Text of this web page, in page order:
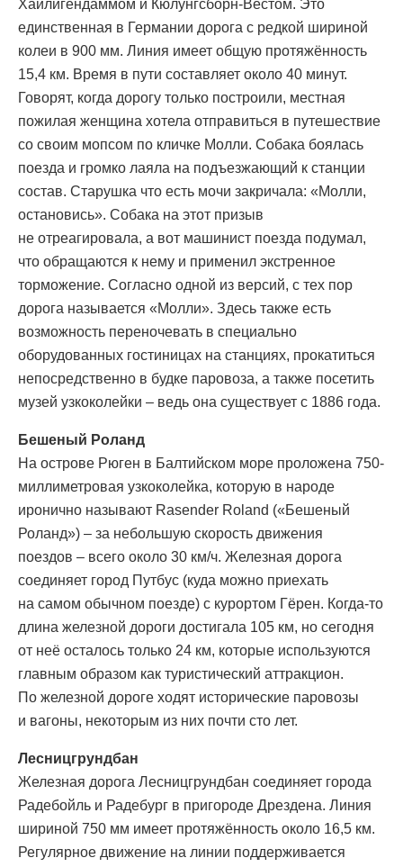
Хайлигендаммом и Кюлунгсборн-Вестом. Это
единственная в Германии дорога с редкой шириной
колеи в 900 мм. Линия имеет общую протяжённость
15,4 км. Время в пути составляет около 40 минут.
Говорят, когда дорогу только построили, местная
пожилая женщина хотела отправиться в путешествие
со своим мопсом по кличке Молли. Собака боялась
поезда и громко лаяла на подъезжающий к станции
состав. Старушка что есть мочи закричала: «Молли,
остановись». Собака на этот призыв
не отреагировала, а вот машинист поезда подумал,
что обращаются к нему и применил экстренное
торможение. Согласно одной из версий, с тех пор
дорога называется «Молли». Здесь также есть
возможность переночевать в специально
оборудованных гостиницах на станциях, прокатиться
непосредственно в будке паровоза, а также посетить
музей узкоколейки – ведь она существует с 1886 года.
Бешеный Роланд
На острове Рюген в Балтийском море проложена 750-
миллиметровая узкоколейка, которую в народе
иронично называют Rasender Roland («Бешеный
Роланд») – за небольшую скорость движения
поездов – всего около 30 км/ч. Железная дорога
соединяет город Путбус (куда можно приехать
на самом обычном поезде) с курортом Гёрен. Когда-то
длина железной дороги достигала 105 км, но сегодня
от неё осталось только 24 км, которые используются
главным образом как туристический аттракцион.
По железной дороге ходят исторические паровозы
и вагоны, некоторым из них почти сто лет.
Лесницгрундбан
Железная дорога Лесницгрундбан соединяет города
Радебойль и Радебург в пригороде Дрездена. Линия
шириной 750 мм имеет протяжённость около 16,5 км.
Регулярное движение на линии поддерживается